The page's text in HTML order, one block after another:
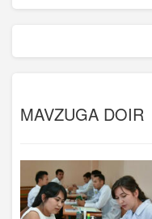
MAVZUGA DOIR